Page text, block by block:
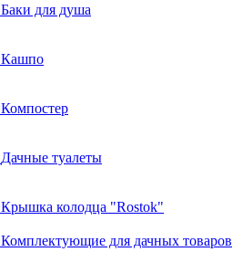
Баки для душа
Кашпо
Компостер
Дачные туалеты
Крышка колодца "Rostok"
Комплектующие для дачных товаров